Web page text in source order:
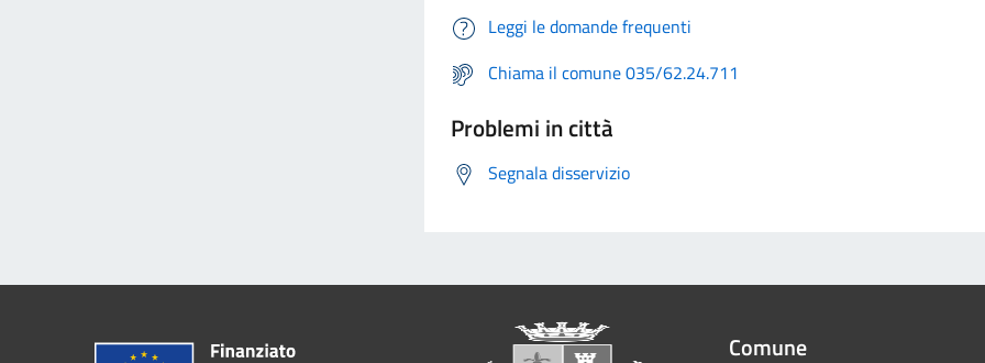
Leggi le domande frequenti
Chiama il comune 035/62.24.711
Problemi in città
Segnala disservizio
Comune